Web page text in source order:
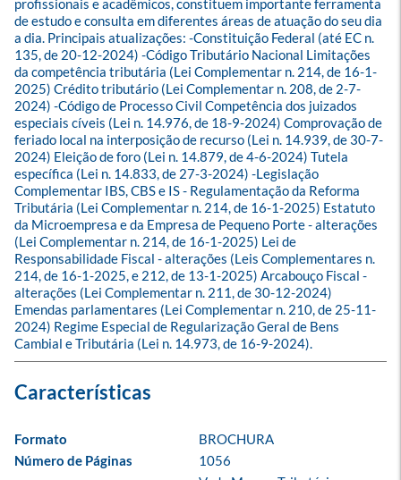
profissionais e acadêmicos, constituem importante ferramenta
de estudo e consulta em diferentes áreas de atuação do seu dia
a dia. Principais atualizações: -Constituição Federal (até EC n.
135, de 20-12-2024) -Código Tributário Nacional Limitações
da competência tributária (Lei Complementar n. 214, de 16-1-
2025) Crédito tributário (Lei Complementar n. 208, de 2-7-
2024) -Código de Processo Civil Competência dos juizados
especiais cíveis (Lei n. 14.976, de 18-9-2024) Comprovação de
feriado local na interposição de recurso (Lei n. 14.939, de 30-7-
2024) Eleição de foro (Lei n. 14.879, de 4-6-2024) Tutela
específica (Lei n. 14.833, de 27-3-2024) -Legislação
Complementar IBS, CBS e IS - Regulamentação da Reforma
Tributária (Lei Complementar n. 214, de 16-1-2025) Estatuto
da Microempresa e da Empresa de Pequeno Porte - alterações
(Lei Complementar n. 214, de 16-1-2025) Lei de
Responsabilidade Fiscal - alterações (Leis Complementares n.
214, de 16-1-2025, e 212, de 13-1-2025) Arcabouço Fiscal -
alterações (Lei Complementar n. 211, de 30-12-2024)
Emendas parlamentares (Lei Complementar n. 210, de 25-11-
2024) Regime Especial de Regularização Geral de Bens
Cambial e Tributária (Lei n. 14.973, de 16-9-2024).
Formato
BROCHURA
Número de Páginas
1056